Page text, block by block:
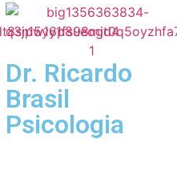
Dr. Ricardo
Brasil
Psicologia